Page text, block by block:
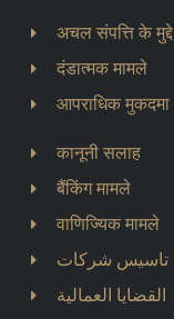
अचल संपत्ति के मुद्दे
दंडात्मक मामले
आपराधिक मुकदमा
कानूनी सलाह
बैंकिंग मामले
वाणिज्यिक मामले
تاسيس شركات
القضايا العمالية